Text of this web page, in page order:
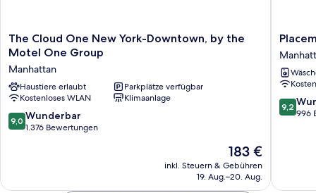
The
Cloud
New
York-
Downtown,
by
the
The Cloud One New York-Downtown, by the
Motel One Group
Manhattan
Haustiere erlaubt
Parkplätze verfügbar
Kostenloses WLAN
Klimaanlage
9.0
von
9,0 Wunderbar
1.376 Bewertungen
Der
Preis
beträgt
183 €
inkl. Steuern & Gebühren
19. Aug.–20. Aug.
Wall
Street
9.2
von
9,2
996